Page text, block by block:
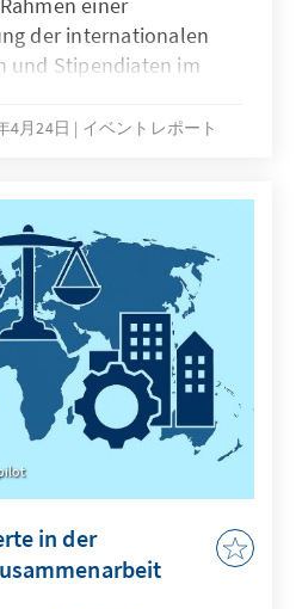
einer
der internationalen
und Stipendiaten im
Ralf Altenhof zu dem
gehen wir mit extremen
Raum um?“.
4月24日 イベントレポート
in der